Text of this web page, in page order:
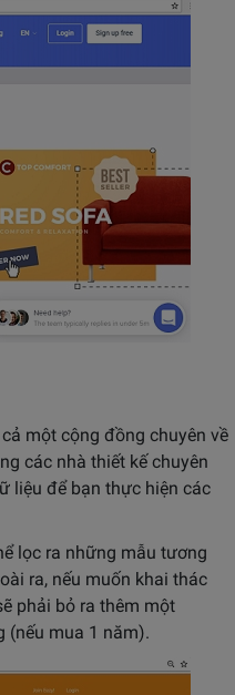
một cộng đồng chuyên về
các nhà thiết kế chuyên
liệu để bạn thực hiện các
lọc ra những mẫu tương
ra, nếu muốn khai thác
phải bỏ ra thêm một
(nếu mua 1 năm).